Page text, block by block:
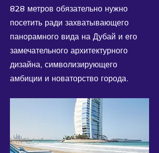
828 метров обязательно нужно
посетить ради захватывающего
панорамного вида на Дубай и его
замечательного архитектурного
дизайна, символизирующего
амбиции и новаторство города.